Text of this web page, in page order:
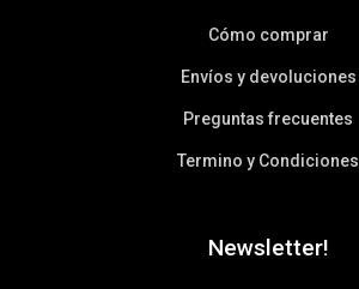
Cómo comprar
Envíos y devoluciones
Preguntas frecuentes
Termino y Condiciones
Newsletter!